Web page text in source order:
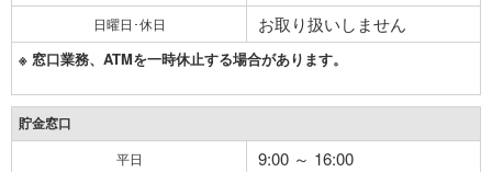
日曜日･休日 お取り扱いしません
※ 窓口業務、ATMを一時休止する場合があります。
貯金窓口
平日 9:00 ～ 16:00